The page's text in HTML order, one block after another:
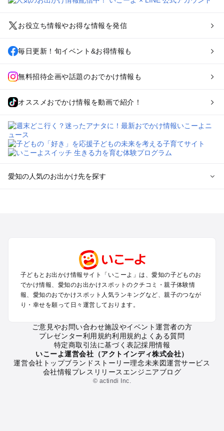
お役立ち情報やお得な情報を発信
毎日更新！旬イベント&お得情報も
無料招待企画や話題のおでかけ情報も
オススメおでかけ情報を動画で紹介！
愛知の人気のお出かけ先を探す
犬山・一宮・小牧・瀬戸・各務原・尾張のプールお出かけ
知多半島（常滑・半田・南知多）のプールお出かけ
愛知の定番お出かけスポット
愛知の遊園地
愛知のバーベキュー
愛知の釣り
愛知の牧場
愛知のプール
愛知のアスレチック
子どもとお出かけ情報サイト「いこーよ」は、愛知の子どものお
でかけ情報、愛知のお出かけスポットのクチコミ・親子体験情
報、愛知のおでかけスポット人気ランキングなど、親子のつなが
り・幸せを願って日々運営しております。
ご意見やお問い合わせ施設やイベント運営者の方
プレゼンター利用規約利用規約よくある質問
特定商取引法に基づく表記採用情報
いこーよ運営会社（アクトインディ株式会社）
運営会社トップブランドストーリー理念未来図運営サービス
会社情報プレスリリース エンジニアブログ
© actindi Inc.